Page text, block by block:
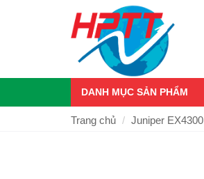
DANH MỤC SẢN PHẨM
Trang chủ Juniper EX4300